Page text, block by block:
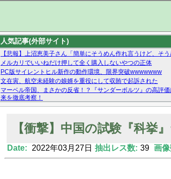
人気記事(外部サイト)
【悲報】上沼恵美子さん「簡単にそうめん作れ言うけど、そう
メルカリでいいねだけ押して全く購入しないやつの正体
PC版サイレントヒル新作の動作環境、限界突破wwwwwww
文在寅、航空未経験の娘婿を重役にして収賄で起訴された
マーベル帝国、まさかの反省！？『サンダーボルツ』の高評
来を徹底考察！
【モー娘。石田亜佑美】ファーストテイク出演も新規獲得な
【衝撃】中国の試験『科挙
Date: 2022年03月27日 抽出レス数: 39 画